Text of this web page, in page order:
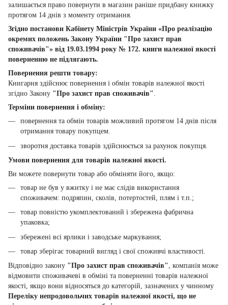
залишається право повернути в магазин раніше придбану книжку
протягом 14 днів з моменту отримання.
Згідно постанови Кабінету Міністрів України «Про реалізацію
окремих положень Закону України "Про захист прав
споживачів"» від 19.03.1994 року № 172. книги належної якості
поверненню не підлягають.
Повернення решти товару:
Книгарня здійснює повернення і обмін товарів належної якості
згідно Закону "Про захист прав споживачів".
Терміни повернення і обміну:
повернення та обмін товарів можливий протягом 14 днів після
отримання товару покупцем.
зворотня доставка товарів здійснюється за рахунок покупця.
Умови повернення для товарів належної якості.
Ви можете повернути товар або обміняти його, якщо:
товар не був у вжитку і не має слідів використання
споживачем: подряпин, сколів, потертостей, плям і т.п.;
товар повністю укомплектований і збережена фабрична
упаковка;
збережені всі ярлики і заводське маркування;
товар зберігає товарний вигляд і свої споживчі властивості.
Відповідно закону "Про захист прав споживачів", компанія може
відмовити споживачеві в обміні та поверненні товарів належної
якості, якщо вони відносяться до категорій, зазначених у чинному
Переліку непродовольчих товарів належної якості, що не